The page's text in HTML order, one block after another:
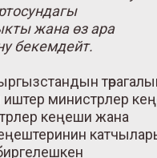
жана өз ара
бекемдейт.
министрлер
кеңеши жана